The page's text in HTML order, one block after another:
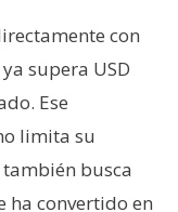
con
supera USD
Ese
limita su
también busca
ha convertido en